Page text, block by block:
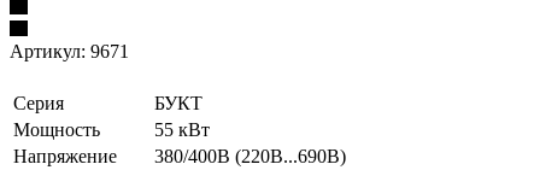
Артикул: 9671
Серия
БУКТ
Мощность
55 кВт
Напряжение
380/400В (220В...690В)